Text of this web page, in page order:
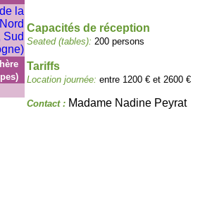
Capacités de réception
Seated (tables): 200 persons
Tariffs
Location journée: entre 1200 € et 2600 €
Contact : Madame Nadine Peyrat